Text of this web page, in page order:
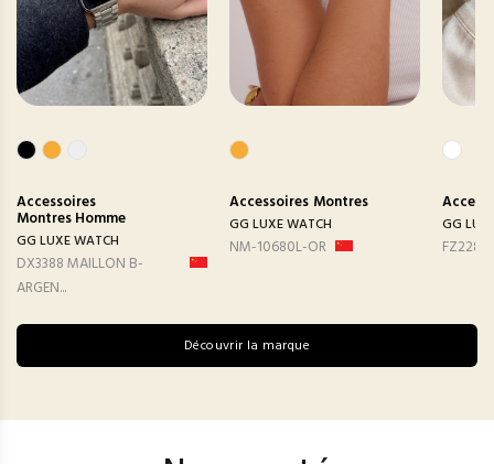
Accessoires
Montres Homme
GG LUXE WATCH
DX3388 MAILLON B-
ARGEN...
Accessoires Montres
GG LUXE WATCH
NM-10680L-OR
GG
FZ2282
Découvrir la marque